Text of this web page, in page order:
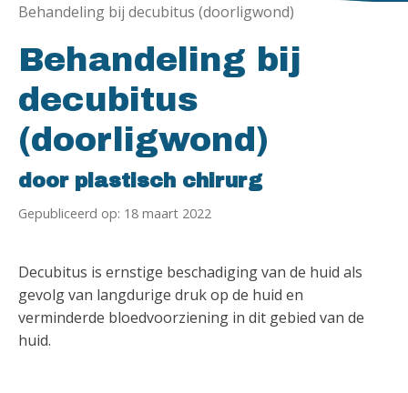
Behandeling bij decubitus (doorligwond)
Behandeling bij
decubitus
(doorligwond)
door plastisch chirurg
Gepubliceerd op: 18 maart 2022
Decubitus is ernstige beschadiging van de huid als
gevolg van langdurige druk op de huid en
verminderde bloedvoorziening in dit gebied van de
huid.